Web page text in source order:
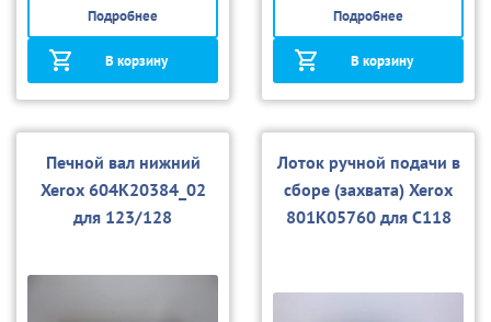
Подробнее
В корзину
Подробнее
В корзину
Печной вал нижний
Xerox 604K20384_02
для 123/128
Лоток ручной подачи в
сборе (захвата) Xerox
801K05760 для C118